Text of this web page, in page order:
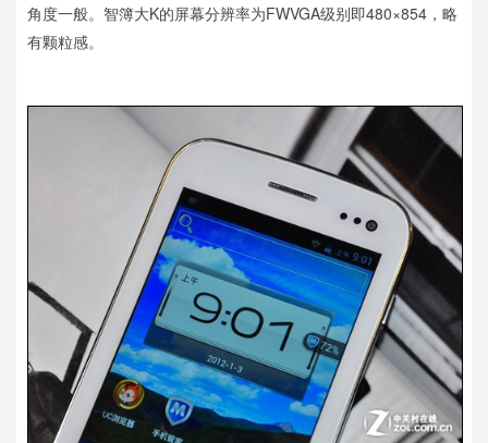
角度一般。智簿大K的屏幕分辨率为FWVGA级别即480×854，略
有颗粒感。